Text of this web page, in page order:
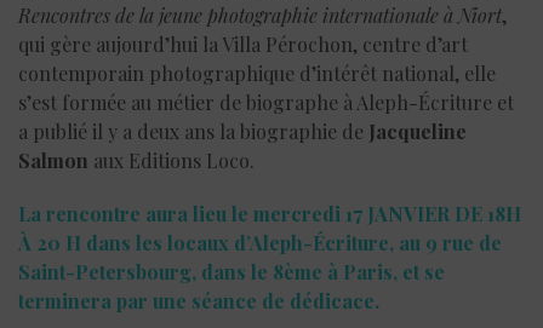
Rencontres de la jeune photographie internationale à Niort,
qui gère aujourd’hui la Villa Pérochon, centre d’art
contemporain photographique d’intérêt national, elle
s’est formée au métier de biographe à Aleph-Écriture et
a publié il y a deux ans la biographie de Jacqueline
Salmon aux Editions Loco.
La rencontre aura lieu le mercredi 17 JANVIER DE 18H
À 20 H dans les locaux d’Aleph-Écriture, au 9 rue de
Saint-Petersbourg, dans le 8ème à Paris, et se
terminera par une séance de dédicace.